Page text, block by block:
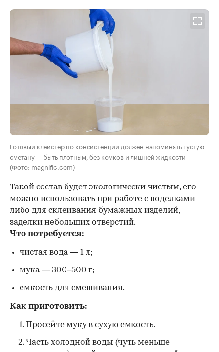
Готовый клейстер по консистенции должен напоминать густую
сметану — быть плотным, без комков и лишней жидкости
(Фото: magnific.com)
Такой состав будет экологически чистым, его
можно использовать при работе с поделками
либо для склеивания бумажных изделий,
заделки небольших отверстий.
Что потребуется:
чистая вода — 1 л;
мука — 300–500 г;
емкость для смешивания.
Как приготовить:
Просейте муку в сухую емкость.
Часть холодной воды (чуть меньше